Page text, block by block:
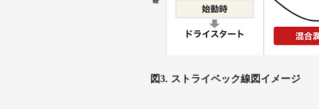
図3. ストライベック線図イメージ